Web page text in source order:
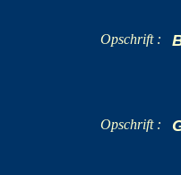
Opschrift :
Opschrift :